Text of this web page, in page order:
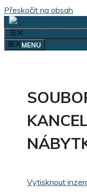
Přeskočit na obsah
MENU
Vytisknout